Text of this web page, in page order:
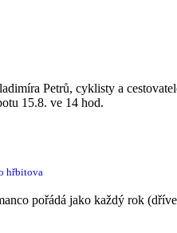
Petrů, cyklisty a
15.8. ve 14 hod.
hřbitova
pořádá jako každý rok